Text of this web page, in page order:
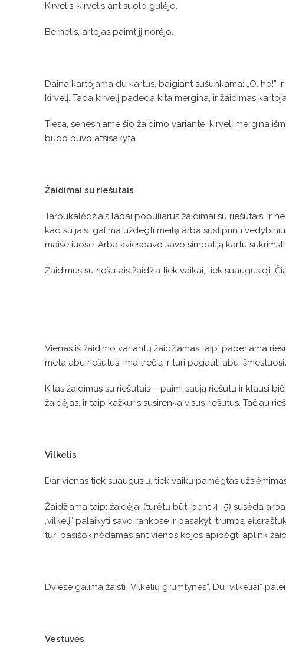
Kirvelis, kirvelis ant suolo gulėjo,
Bernelis, artojas paimt jį norėjo.
Daina kartojama du kartus, baigiant sušunkama: „O,
kirvelį. Tada kirvelį padeda kita mergina, ir žaidimas
Tiesa, senesniame šio žaidimo variante, kirvelį mergina
būdo buvo atsisakyta.
Žaidimai su riešutais
Tarpukalėdžiais labai populiarūs žaidimai su riešutais. Ir
kad su jais galima uždegti meilę arba sustiprinti
maišeliuose. Arba kviesdavo savo simpatiją kartu
Žaidimus su riešutais žaidžia tiek vaikai, tiek suaugusieji.
Vienas iš žaidimo variantų žaidžiamas taip: paberiama
meta abu riešutus, ima trečią ir turi pagauti abu
Kitas žaidimas su riešutais – paimi saują riešutų ir klausi
žaidėjas, ir taip kažkuris susirenka visus riešutus. Tačiau
Vilkelis
Dar vienas tiek suaugusių, tiek vaikų pamėgtas
Žaidžiama taip: žaidėjai (turėtų būti bent 4–5) susėda
„vilkelį“ palaikyti savo rankose ir pasakyti trumpą
turi pasišokinėdamas ant vienos kojos apibėgti aplink
Dviese galima žaisti „Vilkelių grumtynes“. Du „vilkeliai“
Vestuvės